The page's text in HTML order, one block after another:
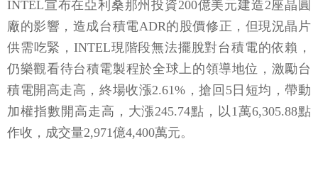
INTEL宣布在亞利桑那州投資200億美元建造2座晶圓
廠的影響，造成台積電ADR的股價修正，但現況晶片
供需吃緊，INTEL現階段無法擺脫對台積電的依賴，
仍樂觀看待台積電製程於全球上的領導地位，激勵台
積電開高走高，終場收漲2.61%，搶回5日短均，帶動
加權指數開高走高，大漲245.74點，以1萬6,305.88點
作收，成交量2,971億4,400萬元。